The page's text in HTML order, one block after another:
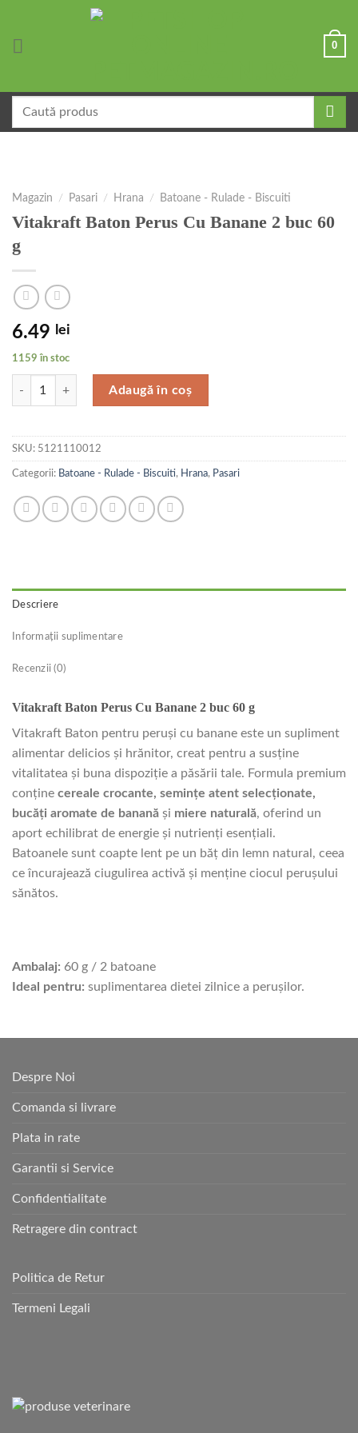
0
după:
Magazin / Pasari / Hrana / Batoane - Rulade - Biscuiti
Vitakraft Baton Perus Cu Banane 2 buc 60
g
6.49 lei
1159 în stoc
Cantitate Vitakraft Baton Perus Cu Banane 2 buc 60 g
Adaugă în coș
SKU: 5121110012
Categorii: Batoane - Rulade - Biscuiti, Hrana, Pasari
Descriere
Informații suplimentare
Recenzii (0)
Vitakraft Baton Perus Cu Banane 2 buc 60 g
Vitakraft Baton pentru peruşi cu banane este un supliment
alimentar delicios și hrănitor, creat pentru a susţine
vitalitatea și buna dispoziţie a păsării tale. Formula premium
conține cereale crocante, semințe atent selecționate,
bucăți aromate de banană și miere naturală, oferind un
aport echilibrat de energie și nutrienți esențiali.
Batoanele sunt coapte lent pe un băț din lemn natural, ceea
ce încurajează ciugulirea activă și menține ciocul peruşului
sănătos.
Ambalaj: 60 g / 2 batoane
Ideal pentru: suplimentarea dietei zilnice a peruşilor.
Despre Noi
Comanda si livrare
Plata in rate
Garantii si Service
Confidentialitate
Retragere din contract
Politica de Retur
Termeni Legali